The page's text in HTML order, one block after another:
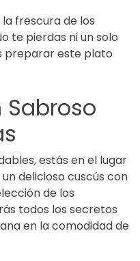
frescura de los
te pierdas ni un solo
preparar este plato
Sabroso
estás en el lugar
delicioso cuscús con
de los
todos los secretos
en la comodidad de